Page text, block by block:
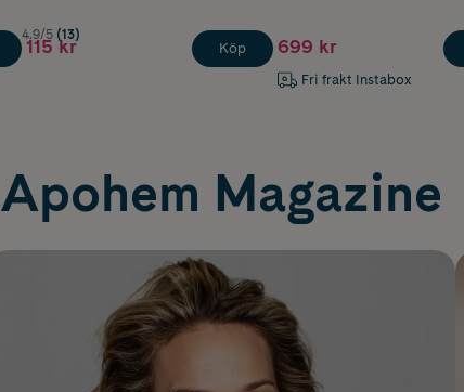
4.9/5 (13)
115 kr Köp 699 kr
Fri frakt Instabox
Apohem Magazine